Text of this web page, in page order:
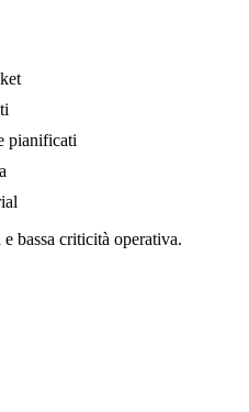
pianificati
bassa criticità operativa.